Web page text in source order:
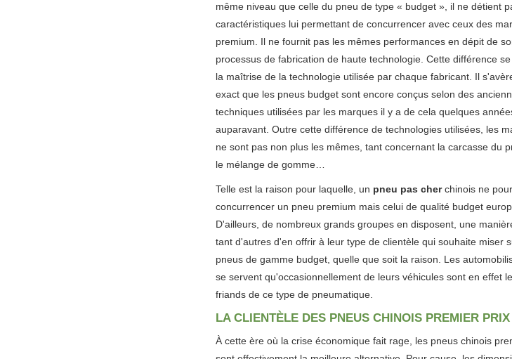
même niveau que celle du pneu de type « budget », il ne détient
caractéristiques lui permettant de concurrencer avec ceux des
premium. Il ne fournit pas les mêmes performances en dépit de
processus de fabrication de haute technologie. Cette différence
la maîtrise de la technologie utilisée par chaque fabricant. Il
exact que les pneus budget sont encore conçus selon des
techniques utilisées par les marques il y a de cela quelques
auparavant. Outre cette différence de technologies utilisées, les
ne sont pas non plus les mêmes, tant concernant la carcasse du
le mélange de gomme…
Telle est la raison pour laquelle, un pneu pas cherchinois ne
concurrencer un pneu premium mais celui de qualité budget
D'ailleurs, de nombreux grands groupes en disposent, une
tant d'autres d'en offrir à leur type de clientèle qui souhaite miser
pneus de gamme budget, quelle que soit la raison. Les
se servent qu'occasionnellement de leurs véhicules sont en effet
friands de ce type de pneumatique.
LA CLIENTÈLE DES PNEUS CHINOIS PREMIER PRIX
À cette ère où la crise économique fait rage, les pneus chinois